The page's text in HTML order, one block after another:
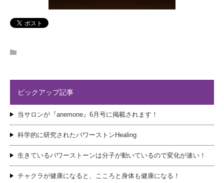
ピックアップ記事
当サロンが『anemone』6月号に掲載されます！
科学的に研究されたパワーストンHealing
生きているパワーストーンは分子が動いているので変化が速い！
チャクラが健康になると、こころと身体も健康になる！